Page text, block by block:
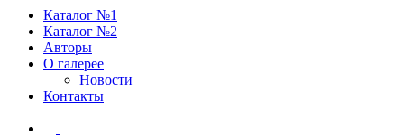
Каталог №1
Каталог №2
Авторы
О галерее
Новости
Контакты